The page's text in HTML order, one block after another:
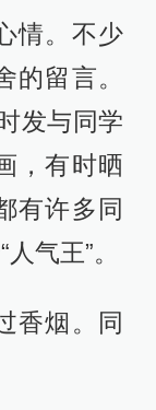
情。不少
留言。
发与同学
，有时晒
有许多同
气王”。
香烟。同